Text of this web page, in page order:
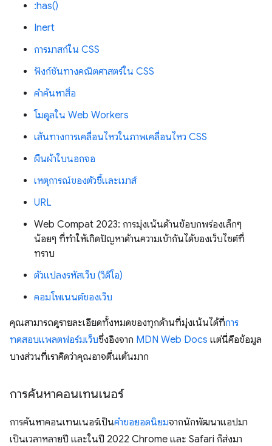
:has()
Inert
การมาสก์ใน CSS
ฟังก์ชันทางคณิตศาสตร์ใน CSS
คำค้นหาสื่อ
โมดูลใน Web Workers
เส้นทางการเคลื่อนไหวในภาพเคลื่อนไหว CSS
ผืนผ้าใบนอกจอ
เหตุการณ์ของตัวชี้และเมาส์
URL
Web Compat 2023: การมุ่งเน้นด้านข้อบกพร่องเล็กๆ
น้อยๆ ที่ทำให้เกิดปัญหาด้านความเข้ากันได้ของเว็บไซต์ที่
ทราบ
ตัวแปลงรหัสเว็บ (วิดีโอ)
คอมโพเนนต์ของเว็บ
คุณสามารถดูรายละเอียดทั้งหมดของทุกด้านที่มุ่งเน้นได้ที่การ
ทดสอบแพลตฟอร์มเว็บซึ่งอิงจาก MDN Web Docs แต่นี่คือข้อมูล
บางส่วนที่เราคิดว่าคุณอาจตื่นเต้นมาก
การค้นหาคอนเทนเนอร์
การค้นหาคอนเทนเนอร์เป็นคำขอยอดนิยมจากนักพัฒนาแอปมา
เป็นเวลาหลายปี และในปี 2022 Chrome และ Safari ก็ส่งมา